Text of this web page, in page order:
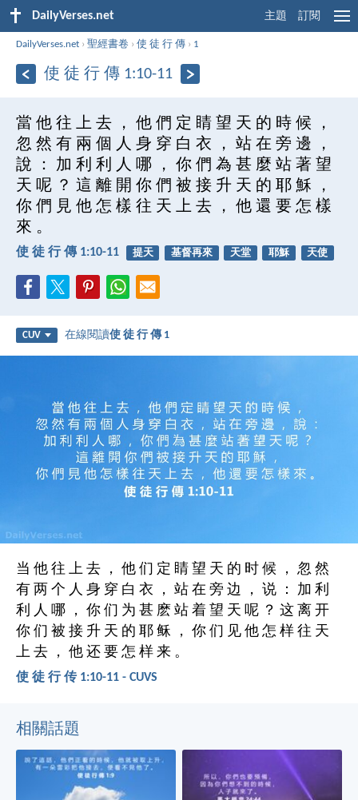
DailyVerses.net 主題 訂閱
DailyVerses.net ›聖經書卷 ›使 徒 行 傳 › 1
使 徒 行 傳 1:10-11
當 他 往 上 去 ， 他 們 定 睛 望 天 的 時 候 ，
忽 然 有 兩 個 人 身 穿 白 衣 ， 站 在 旁 邊 ，
說 ： 加 利 利 人 哪 ， 你 們 為 甚 麼 站 著 望
天 呢 ？ 這 離 開 你 們 被 接 升 天 的 耶 穌 ，
你 們 見 他 怎 樣 往 天 上 去 ， 他 還 要 怎 樣
來 。
使 徒 行 傳 1:10-11 提天 基督再來 天堂 耶穌 天使
CUV 在線閱讀使 徒 行 傳 1
当 他 往 上 去 ， 他 们 定 睛 望 天 的 时 候 ， 忽 然
有 两 个 人 身 穿 白 衣 ， 站 在 旁 边 ， 说 ： 加 利
利 人 哪 ， 你 们 为 甚 麽 站 着 望 天 呢 ？ 这 离 开
你 们 被 接 升 天 的 耶 稣 ， 你 们 见 他 怎 样 往 天
上 去 ， 他 还 要 怎 样 来 。
使 徒 行 传 1:10-11 - CUVS
相關話題